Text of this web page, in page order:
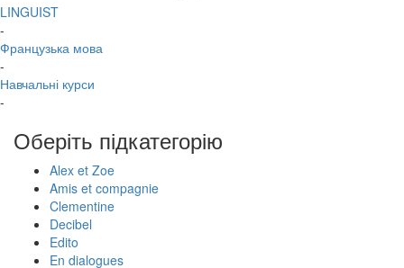
LINGUIST
-
Французька мова
-
Навчальні курси
-
Оберіть підкатегорію
Alex et Zoe
Amis et compagnie
Clementine
Decibel
Edito
En dialogues